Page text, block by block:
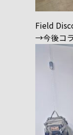
Field
→今後コ